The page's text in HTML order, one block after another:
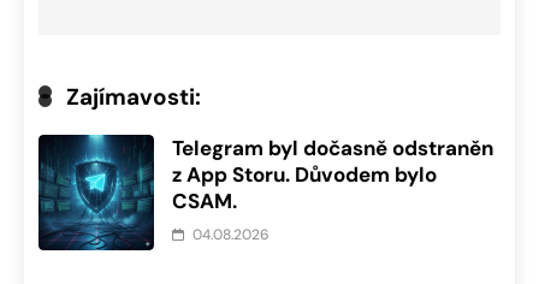
Zajímavosti:
Telegram byl dočasně odstraněn
z App Storu. Důvodem bylo
CSAM.
04.08.2026